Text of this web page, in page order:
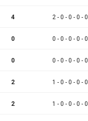
4 2 - 0 - 0 - 0 - 0
0 0 - 0 - 0 - 0 - 0
0 0 - 0 - 0 - 0 - 0
2 1 - 0 - 0 - 0 - 0
2 1 - 0 - 0 - 0 - 0